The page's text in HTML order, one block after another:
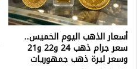
أسعار الذهب اليوم الخميس..
سعر جرام ذهب 24 و22 و21
وسعر ليرة ذهب جمهوريات